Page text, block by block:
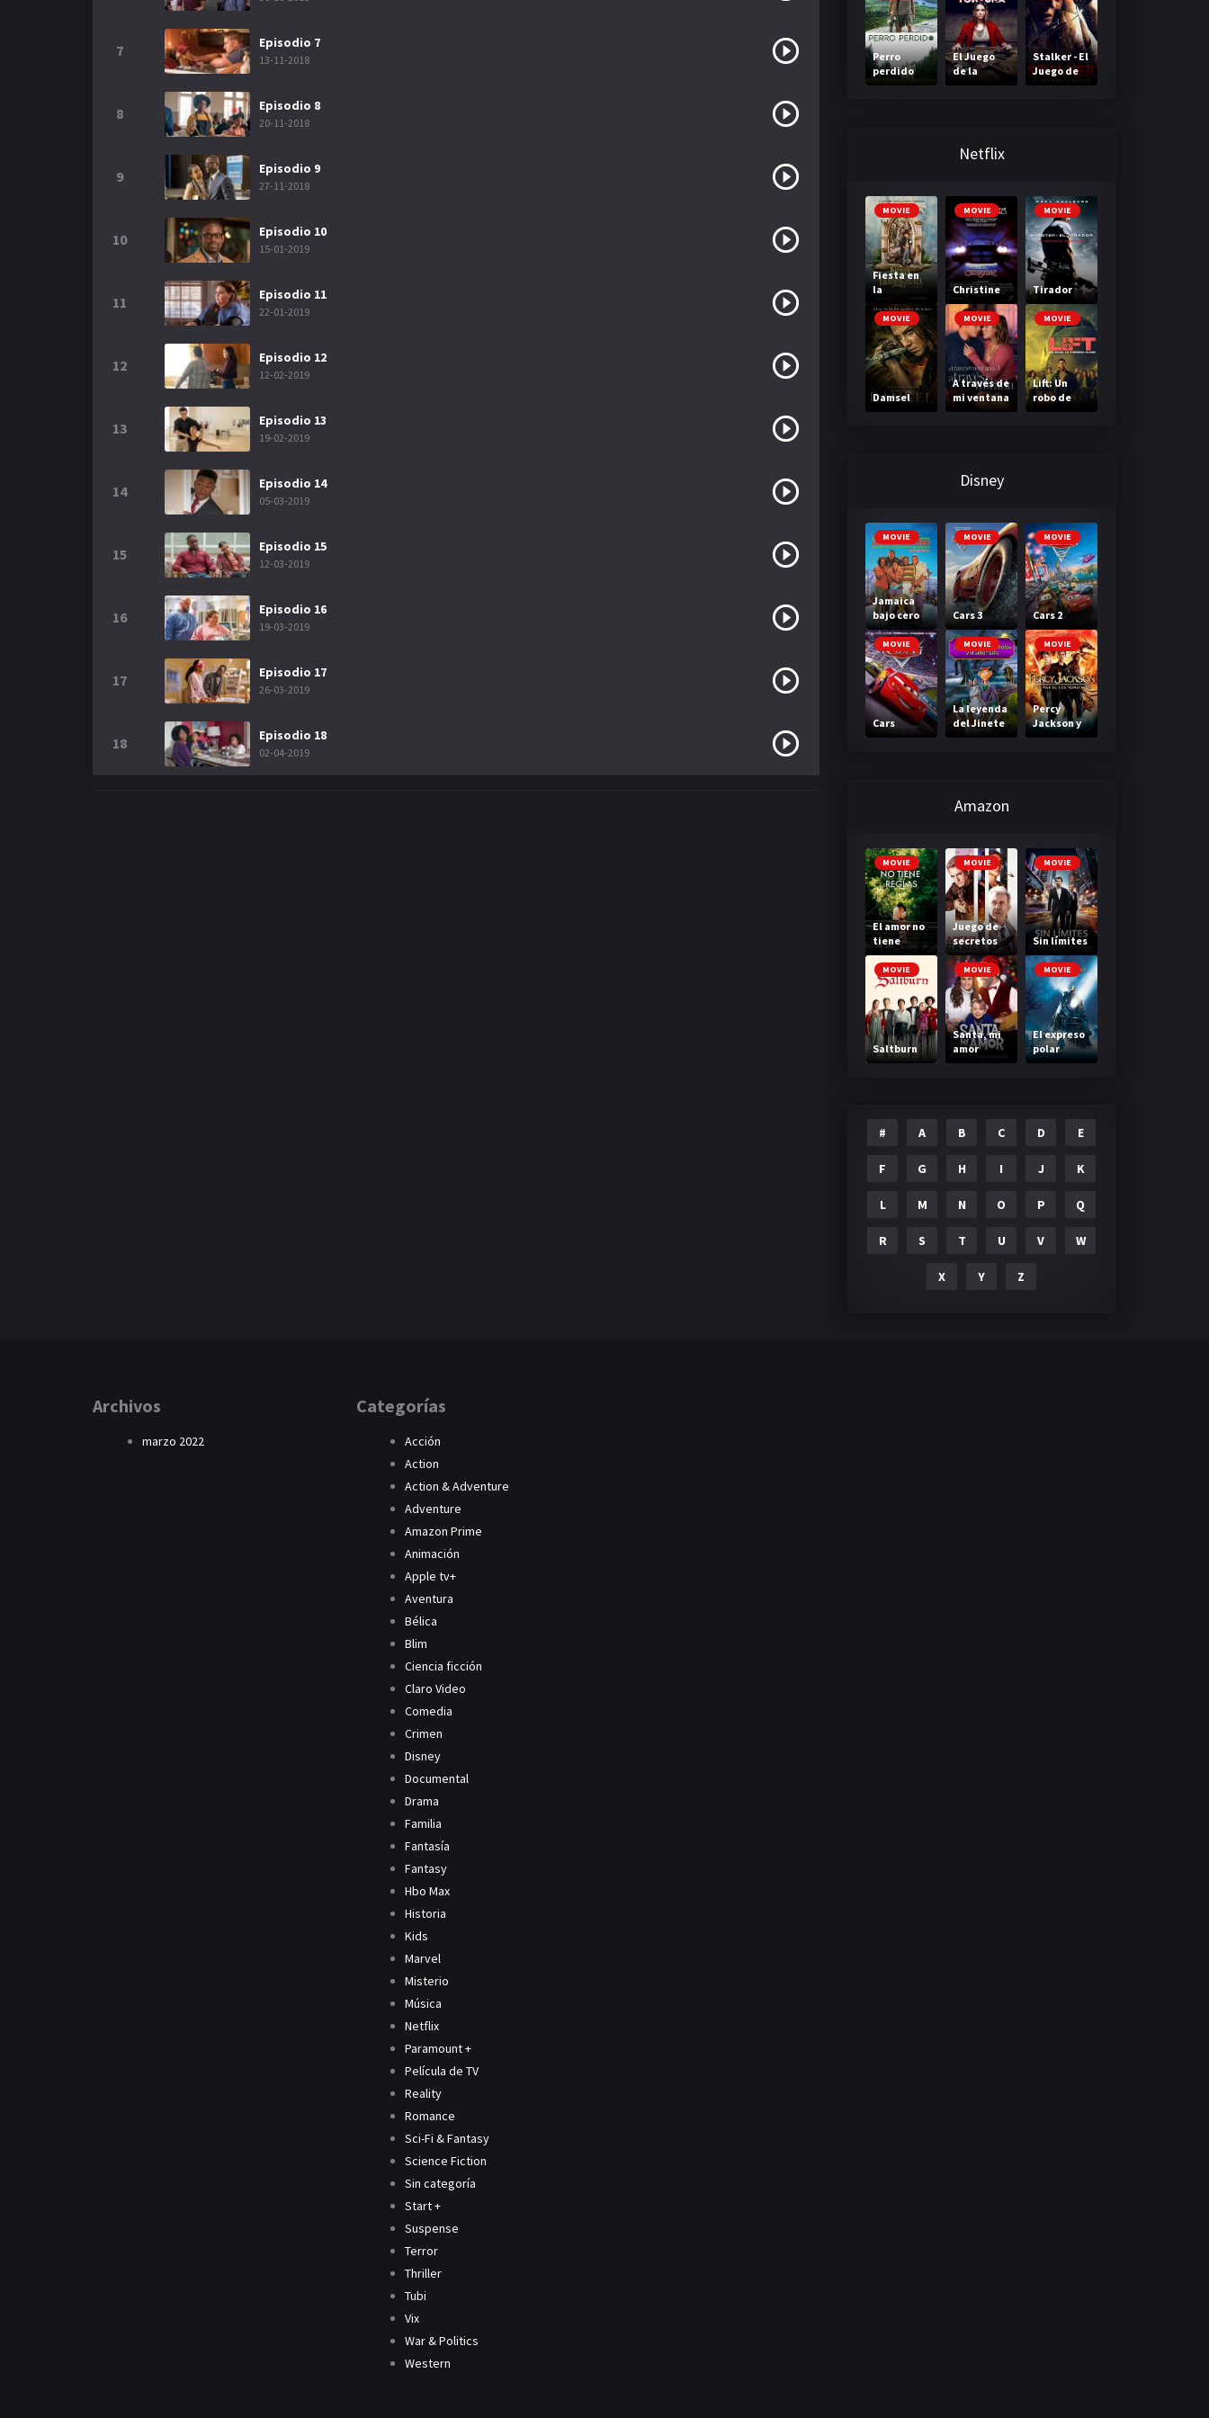
7 Episodio 7
13-11-2018
8 Episodio 8
20-11-2018
9 Episodio 9
27-11-2018
10 Episodio 10
15-01-2019
11 Episodio 11
22-01-2019
12 Episodio 12
12-02-2019
13 Episodio 13
19-02-2019
14 Episodio 14
05-03-2019
15 Episodio 15
12-03-2019
16 Episodio 16
19-03-2019
17 Episodio 17
26-03-2019
18 Episodio 18
02-04-2019
Perro
perdido
El Juego
de la
Tortura
Stalker - El
Juego de
la Muerte
Netflix
MOVIE
Fiesta en
la
Madriguer
a
MOVIE
Christine
MOVIE
Tirador
MOVIE
Damsel
MOVIE
A través de
mi ventana
3: A través
MOVIE
Lift: Un
robo de
primera
Disney
MOVIE
Jamaica
bajo cero
MOVIE
Cars 3
MOVIE
Cars 2
MOVIE
Cars
MOVIE
La leyenda
del Jinete
sin cabeza
MOVIE
Percy
Jackson y
el mar de
Amazon
MOVIE
El amor no
tiene
reglas
MOVIE
Juego de
secretos
MOVIE
Sin límites
MOVIE
Saltburn
MOVIE
Santa, mi
amor
MOVIE
El expreso
polar
# A B C D E
F G H I J K
L M N O P Q
R S T U V W
X Y Z
Archivos
marzo 2022
Categorías
Acción
Action
Action & Adventure
Adventure
Amazon Prime
Animación
Apple tv+
Aventura
Bélica
Blim
Ciencia ficción
Claro Video
Comedia
Crimen
Disney
Documental
Drama
Familia
Fantasía
Fantasy
Hbo Max
Historia
Kids
Marvel
Misterio
Música
Netflix
Paramount +
Película de TV
Reality
Romance
Sci-Fi & Fantasy
Science Fiction
Sin categoría
Start +
Suspense
Terror
Thriller
Tubi
Vix
War & Politics
Western